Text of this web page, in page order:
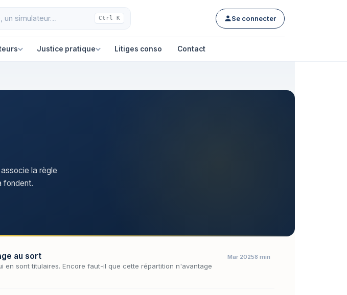
Ctrl K Se connecter
Justice pratique Litiges conso Contact
la règle
fondent.
au sort
en sont titulaires. Encore faut-il que cette répartition n'avantage
Mar 20258 min